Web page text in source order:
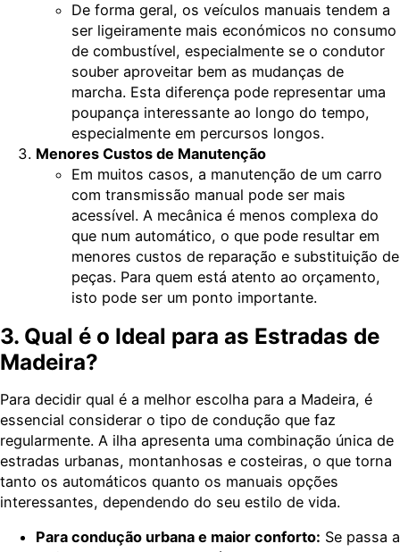
De forma geral, os veículos manuais tendem a
ser ligeiramente mais económicos no consumo
de combustível, especialmente se o condutor
souber aproveitar bem as mudanças de
marcha. Esta diferença pode representar uma
poupança interessante ao longo do tempo,
especialmente em percursos longos.
Menores Custos de Manutenção
Em muitos casos, a manutenção de um carro
com transmissão manual pode ser mais
acessível. A mecânica é menos complexa do
que num automático, o que pode resultar em
menores custos de reparação e substituição de
peças. Para quem está atento ao orçamento,
isto pode ser um ponto importante.
3. Qual é o Ideal para as Estradas de
Madeira?
Para decidir qual é a melhor escolha para a Madeira, é
essencial considerar o tipo de condução que faz
regularmente. A ilha apresenta uma combinação única de
estradas urbanas, montanhosas e costeiras, o que torna
tanto os automáticos quanto os manuais opções
interessantes, dependendo do seu estilo de vida.
Para condução urbana e maior conforto: Se passa a